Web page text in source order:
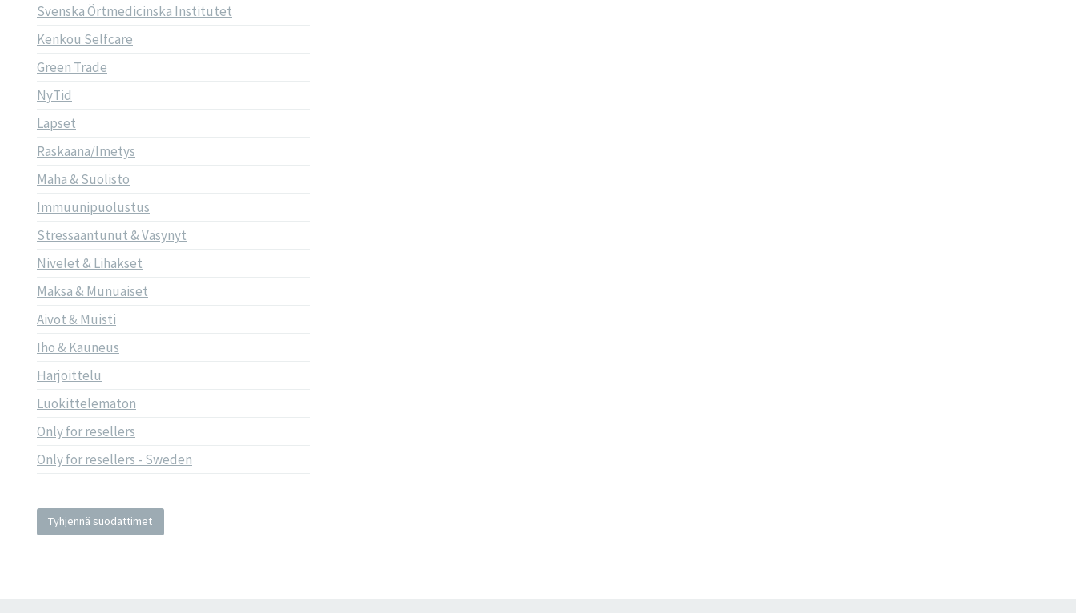
Svenska Örtmedicinska Institutet
Kenkou Selfcare
Green Trade
NyTid
Lapset
Raskaana/Imetys
Maha & Suolisto
Immuunipuolustus
Stressaantunut & Väsynyt
Nivelet & Lihakset
Maksa & Munuaiset
Aivot & Muisti
Iho & Kauneus
Harjoittelu
Luokittelematon
Only for resellers
Only for resellers - Sweden
Tyhjennä suodattimet